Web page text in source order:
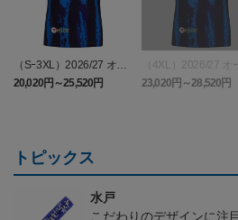
（Sｰ3XL）2026/27 オー
センティックユニフォー
ム FP 1st
20,020円～25,520円
（4XL）2026/27 オ
ンティックユニフォ
FP 1st
23,020円～28,520円
トピックス
水戸
こだわりのデザインに注